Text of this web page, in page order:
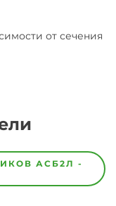
от сечения
АСБ2Л -